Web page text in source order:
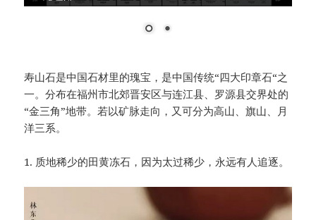
寿山石是中国石材里的瑰宝，是中国传统“四大印章石“之
一。分布在福州市北郊晋安区与连江县、罗源县交界处的
“金三角”地带。若以矿脉走向，又可分为高山、旗山、月
洋三系。
1. 质地稀少的田黄冻石，因为太过稀少，永远有人追逐。